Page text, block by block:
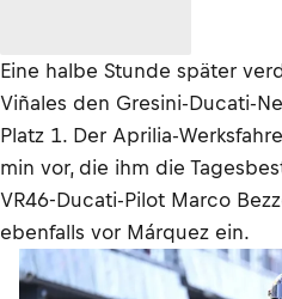
Eine halbe Stunde später
Viñales den Gresini-Ducati-
Platz 1. Der Aprilia-
min vor, die ihm die
VR46-Ducati-Pilot Marco
ebenfalls vor Márquez ein.